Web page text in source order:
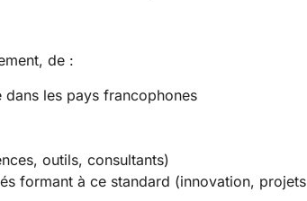
de :
dans les pays francophones
outils, consultants)
formant à ce standard (innovation, projets